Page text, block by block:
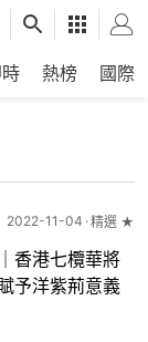
熱榜 國際
2022-11-04 精選 ★
香港七欖華將
予洋紫荊意義